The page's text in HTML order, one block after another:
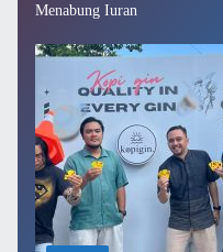
Menabung Iuran